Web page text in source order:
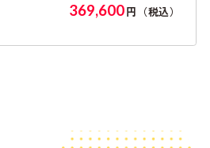
303,765